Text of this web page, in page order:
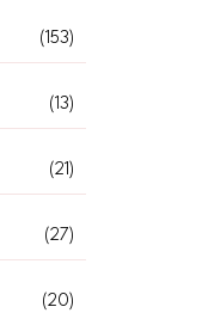
(153)
(13)
(21)
(27)
(20)